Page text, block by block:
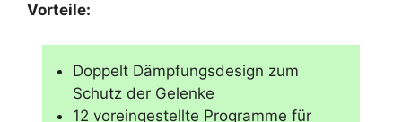
Vorteile:
Doppelt Dämpfungsdesign zum
Schutz der Gelenke
12 voreingestellte Programme für